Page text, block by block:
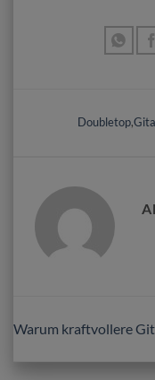
Doubletop,
Warum kraftvollere